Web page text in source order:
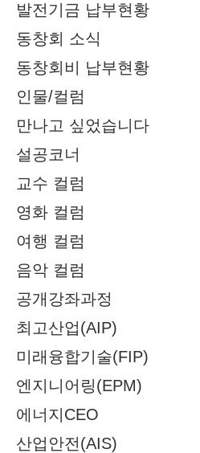
발전기금 납부현황
동창회 소식
동창회비 납부현황
인물/컬럼
만나고 싶었습니다
설공코너
교수 컬럼
영화 컬럼
여행 컬럼
음악 컬럼
공개강좌과정
최고산업(AIP)
미래융합기술(FIP)
엔지니어링(EPM)
에너지CEO
산업안전(AIS)